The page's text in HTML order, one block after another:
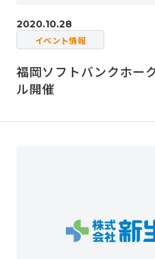
2020.10.28
イベント情報
福岡ソフトバンクホー
ル開催